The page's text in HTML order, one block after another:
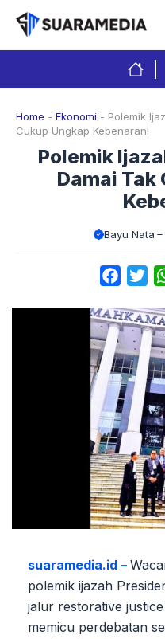
Langsung
isi
Home - Ekonomi - Polemik
Cukup Ungkap Kebenaran!
Polemik
Damai Tak
Bayu Nata
suaramedia.id –
polemik ijazah
jalur restorative
memicu perdebatan